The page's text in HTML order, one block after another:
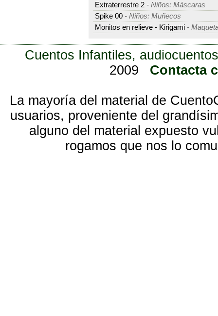
Extraterrestre 2 - Niños: Máscaras
Spike 00 - Niños: Muñecos
Monitos en relieve - Kirigami -
Cuentos Infantiles,
2009
Contacta
La mayoría del material de
usuarios, proveniente del
alguno del material expuesto
rogamos que nos lo